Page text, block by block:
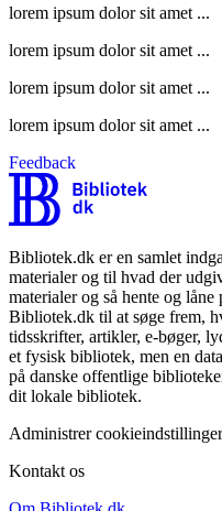
lorem ipsum dolor sit amet ...
lorem ipsum dolor sit amet ...
lorem ipsum dolor sit amet ...
lorem ipsum dolor sit amet ...
Feedback
Bibliotek.dk er en samlet
materialer og til hvad der
materialer og så hente og
Bibliotek.dk til at søge frem,
tidsskrifter, artikler, e-bøger,
et fysisk bibliotek, men en
på danske offentlige
dit lokale bibliotek.
Administrer cookieindstillinger
Kontakt os